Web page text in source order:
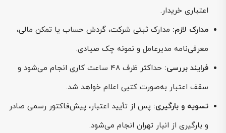
اعتباری خریدار.
مدارک لازم: مدارک ثبتی شرکت، گردش حساب یا تمکن مالی،
معرفی‌نامه مدیرعامل و نمونه چک صیادی.
فرایند بررسی:
حداکثر ظرف ۴۸ ساعت کاری انجام می‌شود و
سقف اعتبار به‌صورت کتبی اعلام خواهد شد.
تسویه و بارگیری: پس از تأیید اعتبار، پیش‌فاکتور رسمی صادر
و بارگیری از انبار تهران انجام می‌شود.